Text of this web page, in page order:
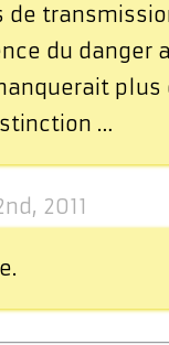
du danger
plus
…
2011